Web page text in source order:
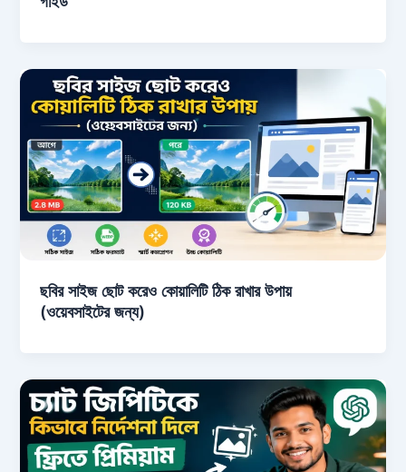
ছবির সাইজ ছোট করেও কোয়ালিটি ঠিক রাখার উপায়
(ওয়েবসাইটের জন্য)